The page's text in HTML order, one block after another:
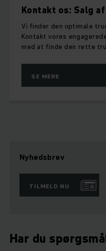
Kontakt os: Salg
Vi finder den optimale
Kontakt vores
med at finde den rette
SE MERE
Nyhedsbrev
TILMELD NU
Har du